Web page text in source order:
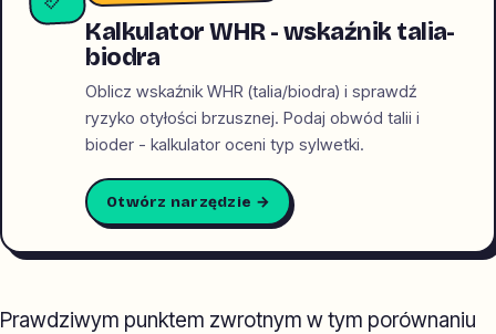
Kalkulator WHR - wskaźnik talia-
biodra
Oblicz wskaźnik WHR (talia/biodra) i sprawdź
ryzyko otyłości brzusznej. Podaj obwód talii i
bioder - kalkulator oceni typ sylwetki.
Otwórz narzędzie →
Prawdziwym punktem zwrotnym w tym porównaniu